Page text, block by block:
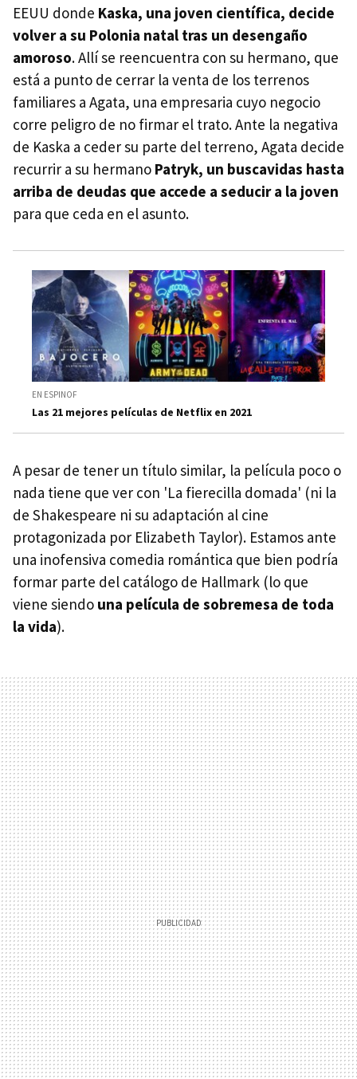
EEUU donde Kaska, una joven científica, decide
volver a su Polonia natal tras un desengaño
amoroso. Allí se reencuentra con su hermano, que
está a punto de cerrar la venta de los terrenos
familiares a Agata, una empresaria cuyo negocio
corre peligro de no firmar el trato. Ante la negativa
de Kaska a ceder su parte del terreno, Agata decide
recurrir a su hermano Patryk, un buscavidas hasta
arriba de deudas que accede a seducir a la joven
para que ceda en el asunto.
EN ESPINOF
Las 21 mejores películas de Netflix en 2021
A pesar de tener un título similar, la película poco o
nada tiene que ver con 'La fierecilla domada' (ni la
de Shakespeare ni su adaptación al cine
protagonizada por Elizabeth Taylor). Estamos ante
una inofensiva comedia romántica que bien podría
formar parte del catálogo de Hallmark (lo que
viene siendo una película de sobremesa de toda
la vida).